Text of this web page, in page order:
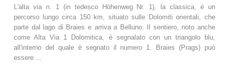
L'alta via n. 1 (in tedesco Höhenweg Nr. 1), la classica, è un
percorso lungo circa 150 km, situato sulle Dolomiti orientali, che
parte dal lago di Braies e arriva a Belluno. Il sentiero, noto anche
come Alta Via 1 Dolomitica, è segnalato con un triangolo blu,
all'interno del quale è segnato il numero 1. Braies (Prags) può
essere ...